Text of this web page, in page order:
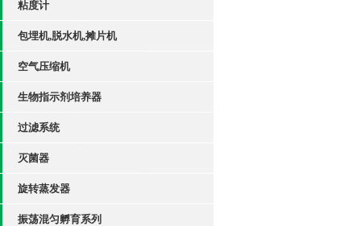
粘度计
包埋机,脱水机,摊片机
空气压缩机
生物指示剂培养器
过滤系统
灭菌器
旋转蒸发器
振荡混匀孵育系列